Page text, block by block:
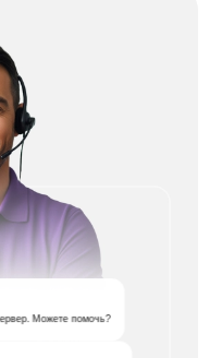
Можете помочь?